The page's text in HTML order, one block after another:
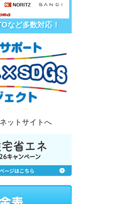
など多数対応！